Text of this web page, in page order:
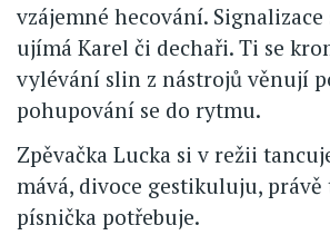
vzájemné hecování. Signalizace
ujímá Karel či dechaři. Ti se
vylévání slin z nástrojů věnují
pohupování se do rytmu.
Zpěvačka Lucka si v režii
mává, divoce gestikuluju, právě
písnička potřebuje.